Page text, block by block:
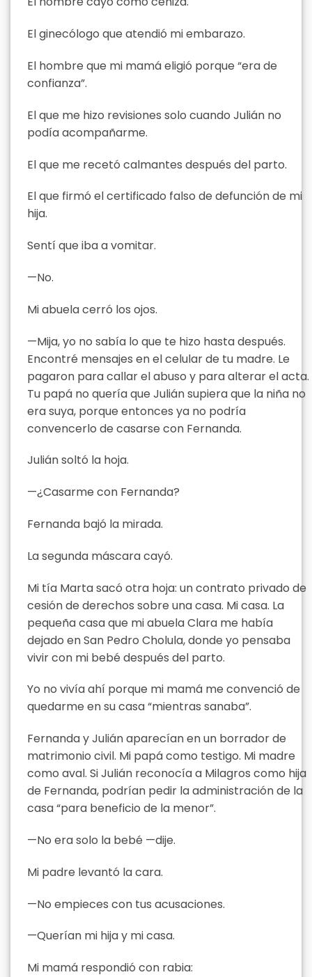
El ginecólogo que atendió mi embarazo.
El hombre que mi mamá eligió porque “era de
confianza”.
El que me hizo revisiones solo cuando Julián no
podía acompañarme.
El que me recetó calmantes después del parto.
El que firmó el certificado falso de defunción de mi
hija.
Sentí que iba a vomitar.
—No.
Mi abuela cerró los ojos.
—Mija, yo no sabía lo que te hizo hasta después.
Encontré mensajes en el celular de tu madre. Le
pagaron para callar el abuso y para alterar el acta.
Tu papá no quería que Julián supiera que la niña no
era suya, porque entonces ya no podría
convencerlo de casarse con Fernanda.
Julián soltó la hoja.
—¿Casarme con Fernanda?
Fernanda bajó la mirada.
La segunda máscara cayó.
Mi tía Marta sacó otra hoja: un contrato privado de
cesión de derechos sobre una casa. Mi casa. La
pequeña casa que mi abuela Clara me había
dejado en San Pedro Cholula, donde yo pensaba
vivir con mi bebé después del parto.
Yo no vivía ahí porque mi mamá me convenció de
quedarme en su casa “mientras sanaba”.
Fernanda y Julián aparecían en un borrador de
matrimonio civil. Mi papá como testigo. Mi madre
como aval. Si Julián reconocía a Milagros como hija
de Fernanda, podrían pedir la administración de la
casa “para beneficio de la menor”.
—No era solo la bebé —dije.
Mi padre levantó la cara.
—No empieces con tus acusaciones.
—Querían mi hija y mi casa.
Mi mamá respondió con rabia: